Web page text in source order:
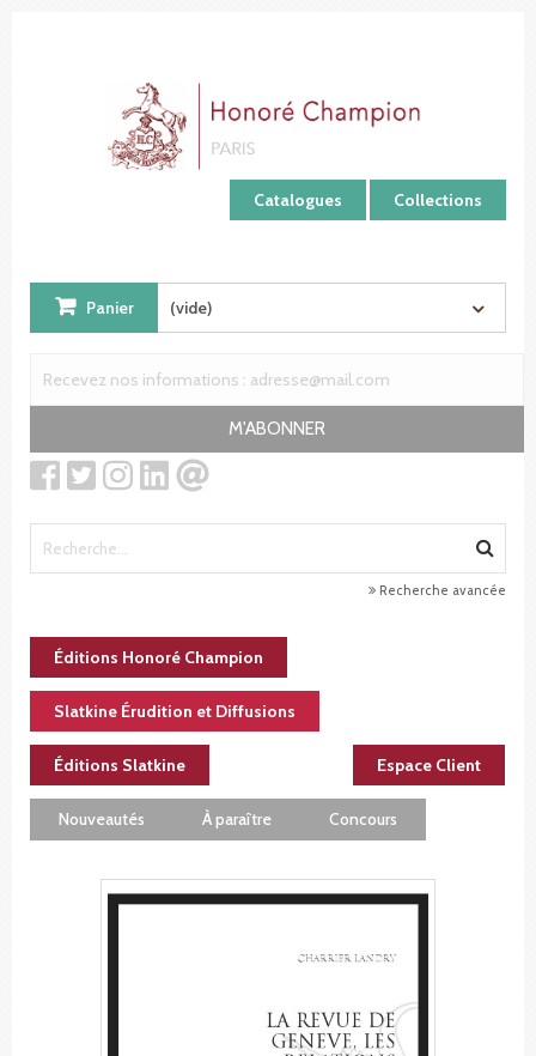
Catalogues Collections
Panier (vide)
M'ABONNER
Recherche avancée
Éditions Honoré Champion
Slatkine Érudition et Diffusions
Éditions Slatkine Espace Client
Nouveautés À paraître Concours